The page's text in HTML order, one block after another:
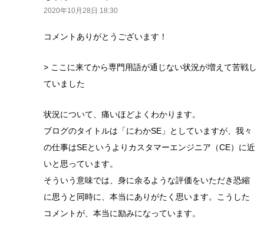
2020年10月28日 18:30
コメントありがとうございます！
> ここに来てから専門用語が通じない状況が増えて苦戦し
ていました
状況について、痛いほどよくわかります。
ブログのタイトルは「にわかSE」としていますが、我々
の仕事はSEというよりカスタマーエンジニア（CE）に近
いと思っています。
そういう意味では、身に余るような評価をいただき恐縮
に思うと同時に、本当にありがたく思います。こうした
コメントが、本当に励みになっています。